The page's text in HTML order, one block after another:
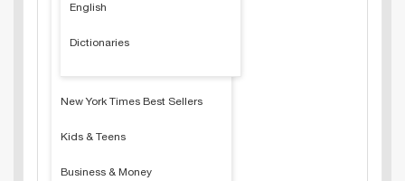
English
Dictionaries
New York Times Best Sellers
Kids & Teens
Business & Money